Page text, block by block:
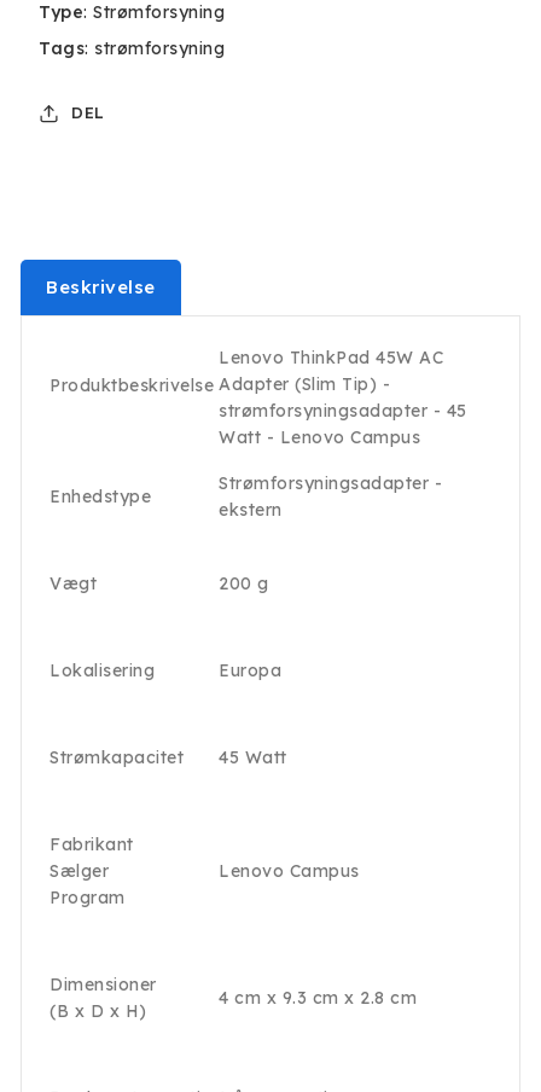
Type: Strømforsyning
Tags: strømforsyning
DEL
Beskrivelse
Produktbeskrivelse
Lenovo ThinkPad 45W AC
Adapter (Slim Tip) -
strømforsyningsadapter - 45
Watt - Lenovo Campus
Enhedstype
Strømforsyningsadapter -
ekstern
Vægt 200 g
Lokalisering Europa
Strømkapacitet 45 Watt
Fabrikant
Sælger
Program
Lenovo Campus
Dimensioner
(B x D x H)
4 cm x 9.3 cm x 2.8 cm